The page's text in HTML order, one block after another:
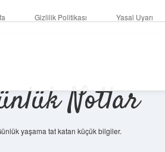
Gizlilik Politikası Yasal Uyarı
Notlar
yaşama tat katan küçük bilgiler.